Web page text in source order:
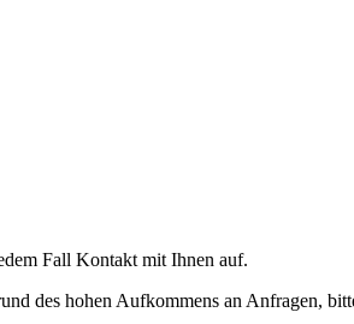
Fall Kontakt mit Ihnen auf.
des hohen Aufkommens an Anfragen,